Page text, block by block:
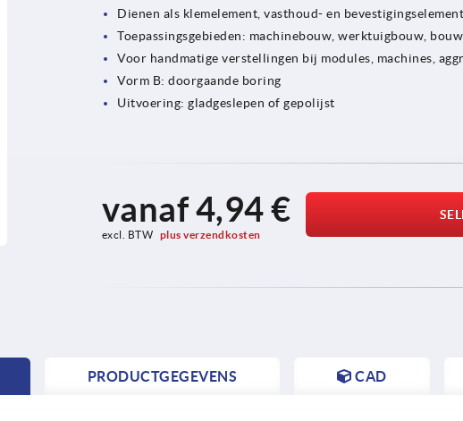
Dienen als klemelement, vasthoud- en bevestigingselement
Toepassingsgebieden: machinebouw, werktuigbouw,
Voor handmatige verstellingen bij modules, machines,
Vorm B: doorgaande boring
Uitvoering: gladgeslepen of gepolijst
vanaf4,94 €
excl. BTW plus verzendkosten
PRODUCTGEGEVENS CAD